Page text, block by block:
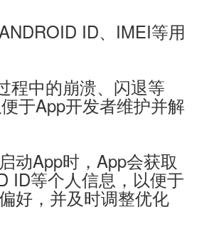
ID、IMEI等用
程中的崩溃、闪退等
于App开发者维护并解
动App时，App会获取
ID等个人信息，以便于
好，并及时调整优化